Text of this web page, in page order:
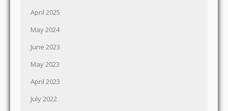
April 2025
May 2024
June 2023
May 2023
April 2023
July 2022